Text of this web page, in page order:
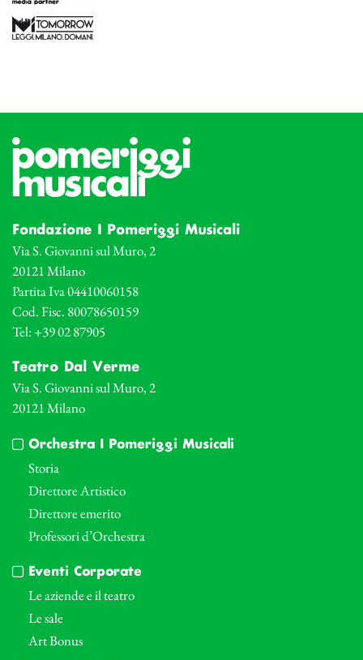
Fondazione I Pomeriggi Musicali
Via S. Giovanni sul Muro, 2
20121 Milano
Partita Iva 04410060158
Cod. Fisc. 80078650159
Tel: +39 02 87905
Teatro Dal Verme
Via S. Giovanni sul Muro, 2
20121 Milano
Orchestra I Pomeriggi Musicali
Storia
Direttore Artistico
Direttore emerito
Professori d’Orchestra
Eventi Corporate
Le aziende e il teatro
Le sale
Art Bonus